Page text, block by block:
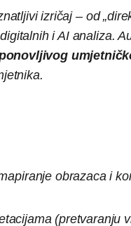
izričaj – od
i AI analiza.
obrazaca i
(pretvaranju